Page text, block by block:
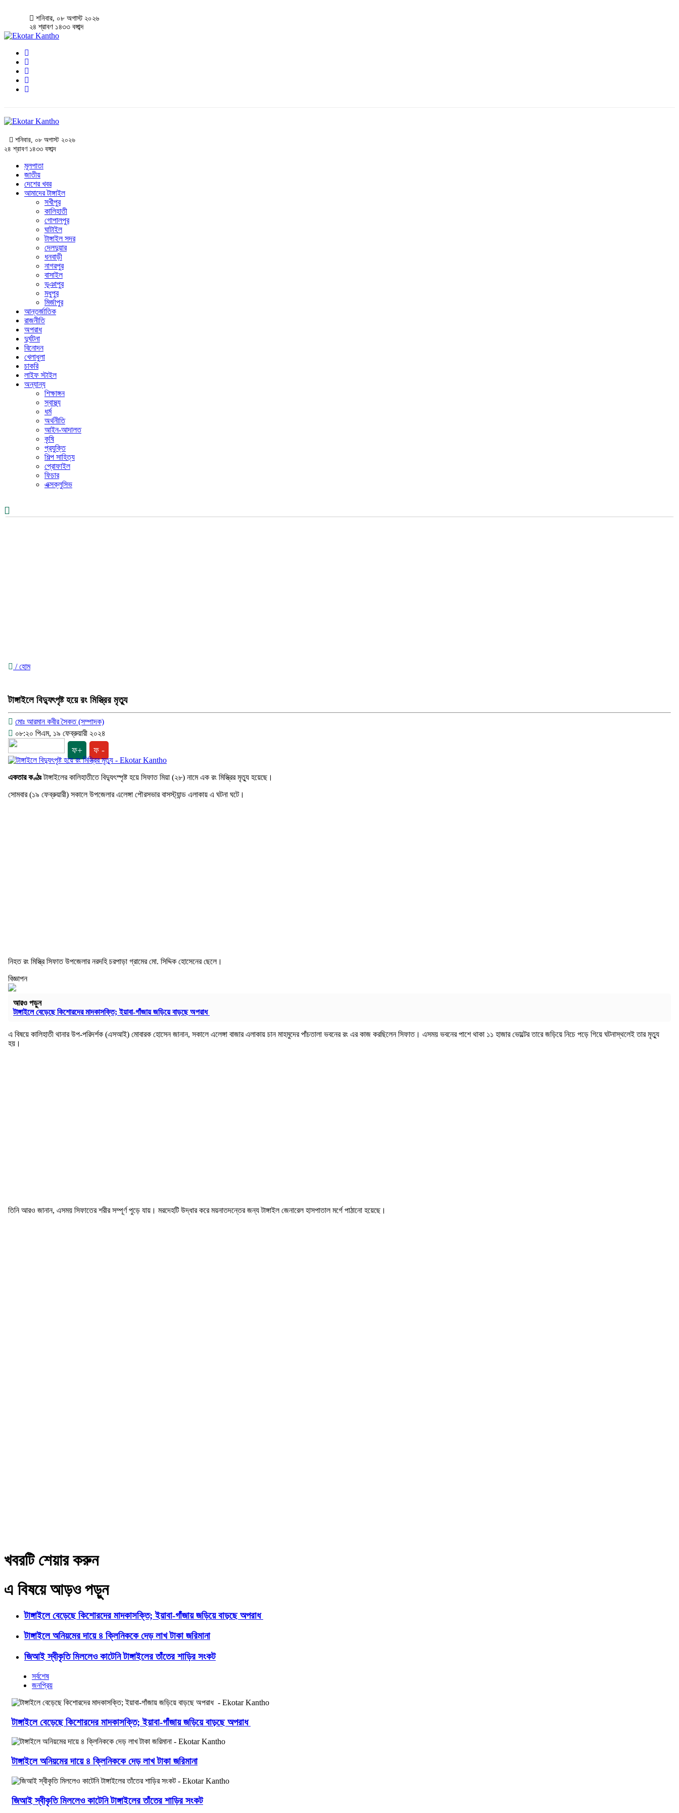
শনিবার, ০৮ অগাস্ট ২০২৬
২৪ শ্রাবণ ১৪৩৩ বঙ্গাব্দ
শনিবার, ০৮ অগাস্ট ২০২৬
২৪ শ্রাবণ ১৪৩৩ বঙ্গাব্দ
মূলপাতা
জাতীয়
দেশের খবর
আমাদের টাঙ্গাইল
সখীপুর
কালিহাতী
গোপালপুর
ঘাটাইল
টাঙ্গাইল সদর
দেলদুয়ার
ধনবাড়ী
নাগরপুর
বাসাইল
ভূঞাপুর
মধুপুর
মির্জাপুর
আন্তর্জাতিক
রাজনীতি
অপরাধ
দুর্ঘটনা
বিনোদন
খেলাধুলা
চাকরি
লাইফ স্টাইল
অন্যান্য
শিক্ষাঙ্গন
স্বাস্থ্য
ধর্ম
অর্থনীতি
আইন-আদালত
কৃষি
প্রযুক্তি
শিল্প সাহিত্য
প্রোফাইল
ফিচার
এক্সক্লুসিভ
/ হোম
টাঙ্গাইলে বিদ্যুৎপৃষ্ট হয়ে রং মিস্ত্রির মৃত্যু
মোঃ আরমান কবীর সৈকত (সম্পাদক)
০৮:২০ পিএম, ১৯ ফেব্রুয়ারী ২০২৪
ফ+ ফ -
একতার কণ্ঠঃটাঙ্গাইলের কালিহাতীতে বিদ্যুৎস্পৃষ্ট হয়ে সিফাত মিয়া (২৮) নামে এক রং মিস্ত্রির মৃত্যু হয়েছে।
সোমবার (১৯ ফেব্রুয়ারী) সকালে উপজেলার এলেঙ্গা পৌরসভার বাসস্ট্যান্ড এলাকায় এ ঘটনা ঘটে।
নিহত রং মিস্ত্রি সিফাত উপজেলার নরদহি চরপাড়া গ্রামের মো. সিদ্দিক হোসেনের ছেলে।
বিজ্ঞাপন
আরও পড়ুন
টাঙ্গাইলে বেড়েছে কিশোরদের মাদকাসক্তি; ইয়াবা-গাঁজায় জড়িয়ে বাড়ছে অপরাধ
এ বিষয়ে কালিহাতী থানার উপ-পরিদর্শক (এসআই) মোবারক হোসেন জানান, সকালে এলেঙ্গা বাজার এলাকায় চান মাহমুদের পাঁচতালা ভবনের রং এর কাজ করছিলেন সিফাত। এসময় ভবনের পাশে থাকা ১১ হাজার ভোল্টের তারে জড়িয়ে নিচে পড়ে গিয়ে ঘটনাস্থলেই তার মৃত্যু
হয়।
তিনি আরও জানান, এসময় সিফাতের শরীর সম্পূর্ণ পুড়ে যায়। মরদেহটি উদ্ধার করে ময়নাতদন্তের জন্য টাঙ্গাইল জেনারেল হাসপাতাল মর্গে পাঠানো হয়েছে।
খবরটি শেয়ার করুন
এ বিষয়ে আড়ও পড়ুন
টাঙ্গাইলে বেড়েছে কিশোরদের মাদকাসক্তি; ইয়াবা-গাঁজায় জড়িয়ে বাড়ছে অপরাধ
টাঙ্গাইলে অনিয়মের দায়ে ৪ ক্লিনিককে দেড় লাখ টাকা জরিমানা
জিআই স্বীকৃতি মিললেও কাটেনি টাঙ্গাইলের তাঁতের শাড়ির সংকট
সর্বশেষ
জনপ্রিয়
টাঙ্গাইলে বেড়েছে কিশোরদের মাদকাসক্তি; ইয়াবা-গাঁজায় জড়িয়ে বাড়ছে অপরাধ
টাঙ্গাইলে অনিয়মের দায়ে ৪ ক্লিনিককে দেড় লাখ টাকা জরিমানা
জিআই স্বীকৃতি মিললেও কাটেনি টাঙ্গাইলের তাঁতের শাড়ির সংকট